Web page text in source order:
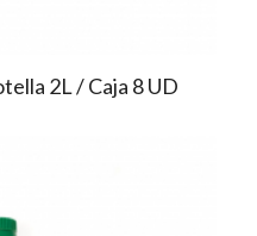
2L / Caja 8 UD